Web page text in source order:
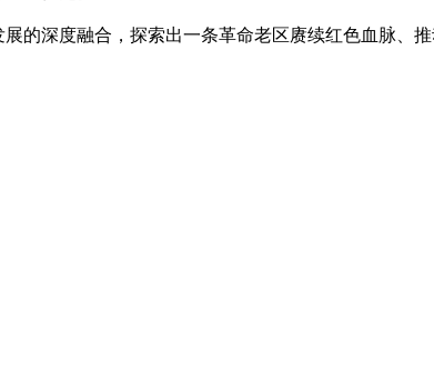
深度融合，探索出一条革命老区赓续红色血脉、